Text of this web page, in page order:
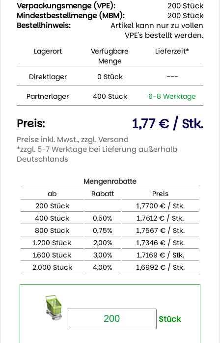
Verpackungsmenge (VPE):
200 Stück
Mindestbestellmenge (MBM):
200 Stück
Bestellhinweis:
Artikel kann nur zu vollen
VPE's bestellt werden.
Lagerort
Verfügbare
Menge
Lieferzeit*
Direktlager 0 Stück ---
Partnerlager 400 Stück 6-8 Werktage
Preis: 1,77 € / Stk.
Preise inkl. Mwst., zzgl. Versand
*zzgl. 5-7 Werktage bei Lieferung außerhalb
Deutschlands
Mengenrabatte
ab
Rabatt
Preis
200 Stück
1,7700 € / Stk.
400 Stück
0,50%
1,7612 € / Stk.
800 Stück
0,75%
1,7567 € / Stk.
1.200 Stück
2,00%
1,7346 € / Stk.
1.600 Stück
3,00%
1,7169 € / Stk.
2.000 Stück
4,00% 1,6992 € / Stk.
Stück